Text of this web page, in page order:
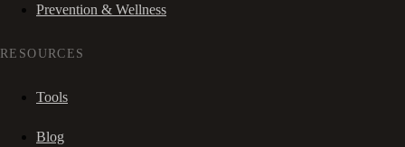
Prevention & Wellness
RESOURCES
Tools
Blog